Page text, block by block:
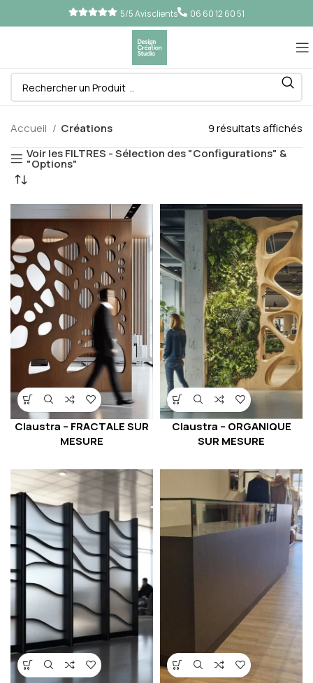
5/5 Avis clients 06 60 12 60 51
Accueil Créations
9 résultats affichés
Voir les FILTRES - Sélection des "Configurations" &
"Options"
Claustra – FRACTALE SUR
MESURE
Claustra – ORGANIQUE
SUR MESURE